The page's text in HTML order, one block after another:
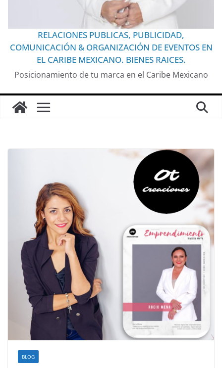
RELACIONES PUBLICAS, PUBLICIDAD,
COMUNICACIÓN & ORGANIZACIÓN DE EVENTOS EN
EL CARIBE MEXICANO. BIENES RAICES.
Posicionamiento de tu marca en el Caribe Mexicano
BLOG